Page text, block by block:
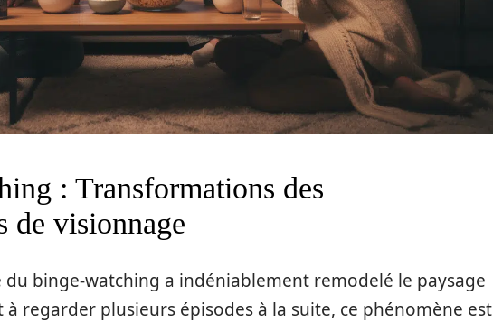
: Transformations des
de visionnage
du binge-watching a indéniablement remodelé le paysage
à regarder plusieurs épisodes à la suite, ce phénomène est